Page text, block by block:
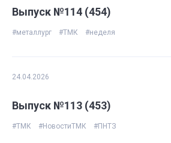
Выпуск №114 (454)
#металлург #ТМК #неделя
24.04.2026
Выпуск №113 (453)
#ТМК #НовостиТМК #ПНТЗ